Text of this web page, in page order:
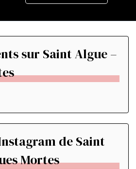
sur Saint Algue –
de Saint
Mortes